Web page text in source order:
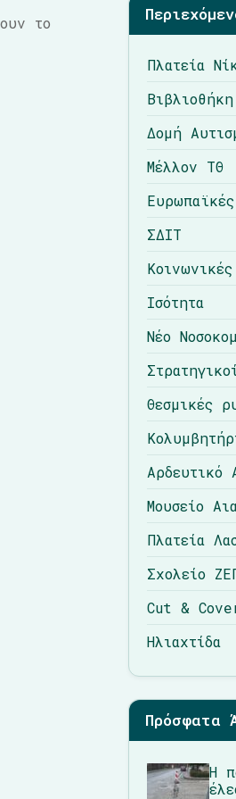
το
Πλατεία
Βιβλιοθήκη
Δομή
Μέλλον ΤΘ
ΣΔΙΤ
Ισότητα
Νέο
Θεσμικές
Μουσείο
Πλατεία
Σχολείο
Cut &
Ηλιαχτίδα
Πρόσφατα
Η